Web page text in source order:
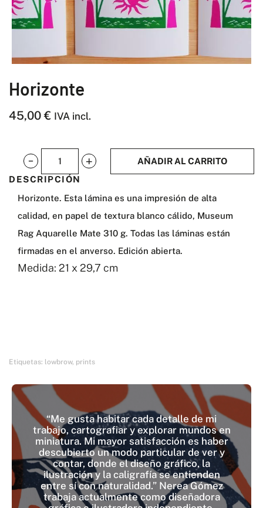
Horizonte
45,00€ IVA incl.
Horizonte
cantidad
AÑADIR AL CARRITO
DESCRIPCIÓN
Horizonte. Esta lámina es una impresión de alta
calidad, en papel de textura blanco cálido, Museum
Rag Aquarelle Mate 310 g. Todas las láminas están
firmadas en el anverso. Edición abierta.
Medida: 21 x 29,7 cm
Etiquetas: lowbrow, prints
“Me gusta habitar cada detalle de mi
trabajo, cartografiar y explorar mundos en
miniatura. Mi mayor satisfacción es haber
descubierto un modo particular de ver y
contar, donde el diseño gráfico, la
ilustración y la caligrafía se entienden
entre sí con naturalidad.” Nerea Gómez
trabaja actualmente como diseñadora